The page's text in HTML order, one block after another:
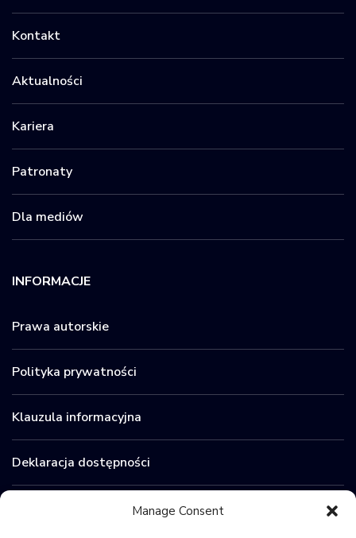
Manage Consent
Kontakt
Aktualności
Kariera
Patronaty
Dla mediów
INFORMACJE
Prawa autorskie
Polityka prywatności
Klauzula informacyjna
Deklaracja dostępności
Zamówienia publiczne